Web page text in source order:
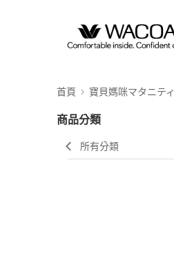
首頁 寶貝媽咪マタニティ
商品分類
所有分類